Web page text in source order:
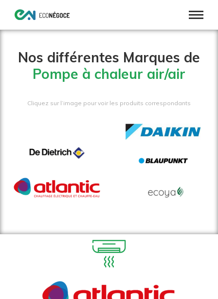
Nos différentes Marques de
Pompe à chaleur air/air
Cliquez sur l’image pour voir les produits correspondants